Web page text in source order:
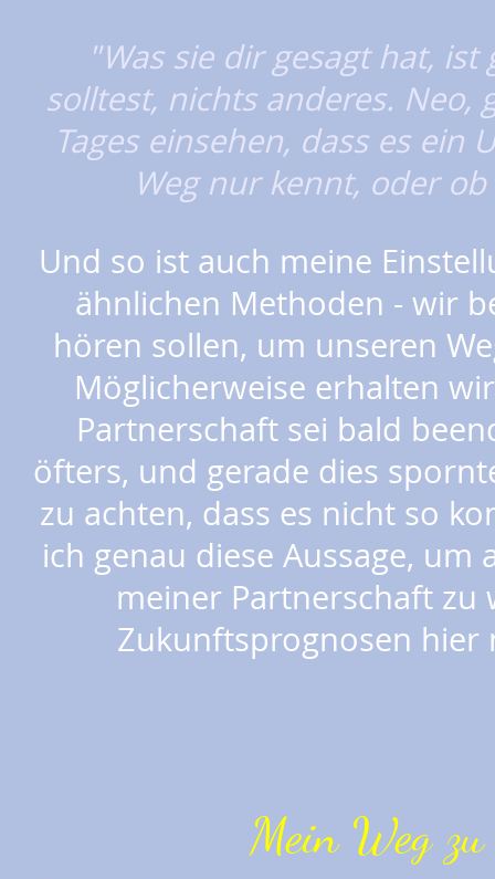
"Was sie dir gesagt hat,
solltest, nichts anderes. Neo,
Tages einsehen, dass es ein
Weg nur kennt, oder
Und so ist auch meine
ähnlichen Methoden - wir
hören sollen, um unseren
Möglicherweise erhalten
Partnerschaft sei bald
öfters, und gerade dies
zu achten, dass es nicht so
ich genau diese Aussage,
meiner Partnerschaft zu
Zukunftsprognosen hier
Mein Weg